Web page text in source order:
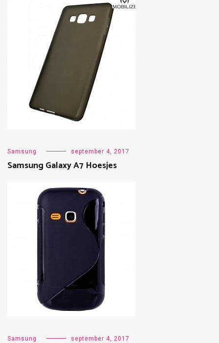
Samsung september 4, 2017
Samsung Galaxy A7 Hoesjes
Samsung september 4, 2017